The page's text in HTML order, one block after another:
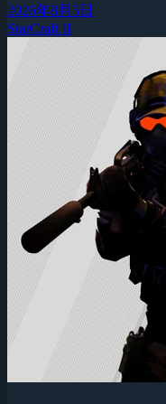
2026年8月5日
StarCraft II